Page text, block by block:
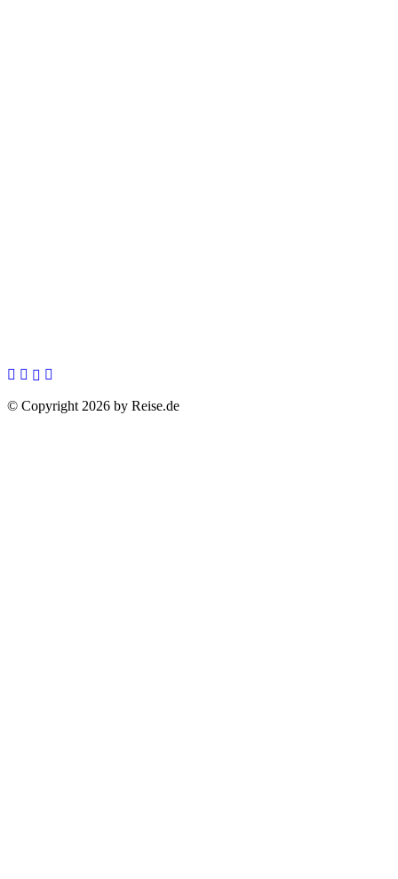
© Copyright 2026 by Reise.de